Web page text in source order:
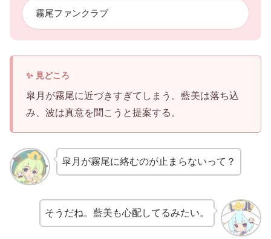
霧尾ファンクラブ
皐月が霧尾に近づきすぎてしまう。藍美は落ち込
み、波は真意を聞こうと提案する。
皐月が霧尾に絡むのが止まらないって？
そうだね。藍美も心配してるみたい。